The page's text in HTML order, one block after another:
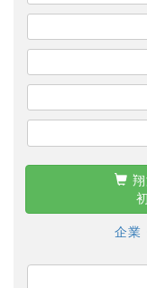
企業